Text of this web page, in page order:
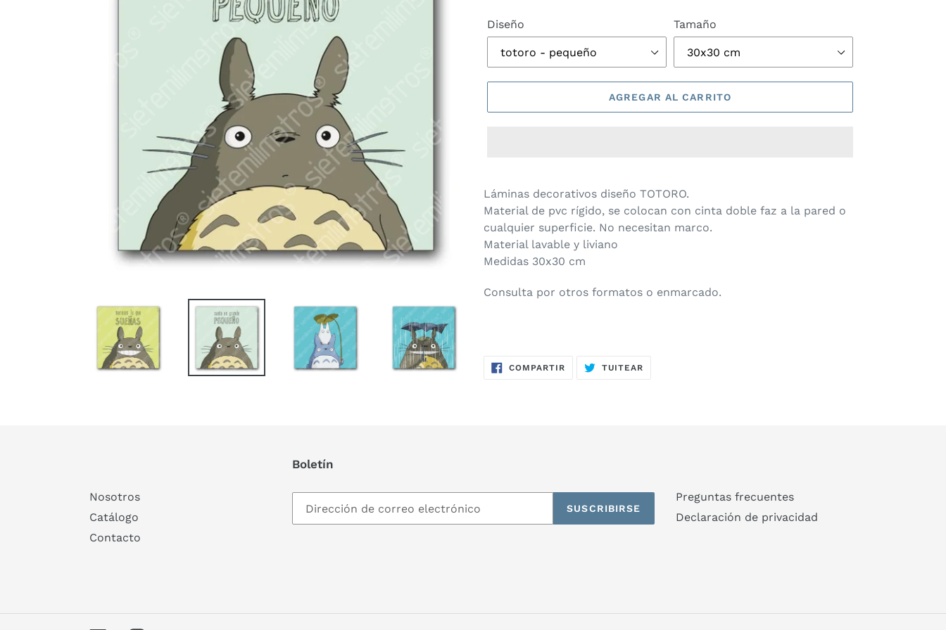
Diseño Tamaño
AGREGAR AL CARRITO
el
producto
a
tu
carrito
compra
Láminas decorativos diseño TOTORO.
Material de pvc rígido, se colocan con cinta doble faz a la pared o
cualquier superficie. No necesitan marco.
Material lavable y liviano
Medidas 30x30 cm
Consulta por otros formatos o enmarcado.
COMPARTIRCOMPARTIRTUITEAR
Nosotros
Catálogo
Contacto
Boletín
SUSCRIBIRSE
Preguntas frecuentes
Declaración de privacidad